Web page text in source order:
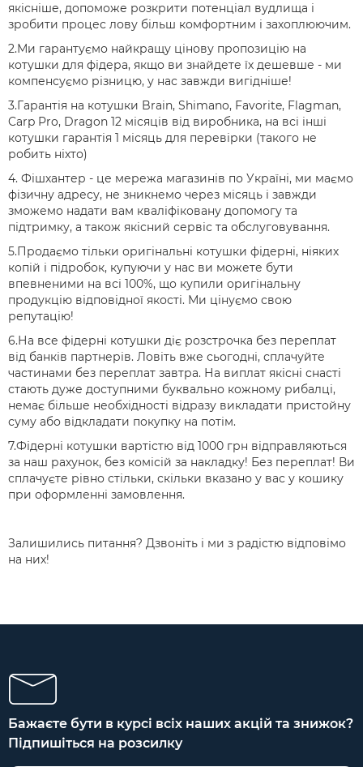
якісніше, допоможе розкрити потенціал вудлища і
зробити процес лову більш комфортним і захоплюючим.
2.Ми гарантуємо найкращу цінову пропозицію на
котушки для фідера, якщо ви знайдете їх дешевше - ми
компенсуємо різницю, у нас завжди вигідніше!
3.Гарантія на котушки Brain, Shimano, Favorite, Flagman,
Carp Pro, Dragon 12 місяців від виробника, на всі інші
котушки гарантія 1 місяць для перевірки (такого не
робить ніхто)
4. Фішхантер - це мережа магазинів по Україні, ми маємо
фізичну адресу, не зникнемо через місяць і завжди
зможемо надати вам кваліфіковану допомогу та
підтримку, а також якісний сервіс та обслуговування.
5.Продаємо тільки оригінальні котушки фідерні, ніяких
копій і підробок, купуючи у нас ви можете бути
впевненими на всі 100%, що купили оригінальну
продукцію відповідної якості. Ми цінуємо свою
репутацію!
6.На все фідерні котушки діє розстрочка без переплат
від банків партнерів. Ловіть вже сьогодні, сплачуйте
частинами без переплат завтра. На виплат якісні снасті
стають дуже доступними буквально кожному рибалці,
немає більше необхідності відразу викладати пристойну
суму або відкладати покупку на потім.
7.Фідерні котушки вартістю від 1000 грн відправляються
за наш рахунок, без комісій за накладку! Без переплат! Ви
сплачуєте рівно стільки, скільки вказано у вас у кошику
при оформленні замовлення.
Залишились питання? Дзвоніть і ми з радістю відповімо
на них!
Бажаєте бути в курсі всіх наших акцій та знижок?
Підпишіться на розсилку